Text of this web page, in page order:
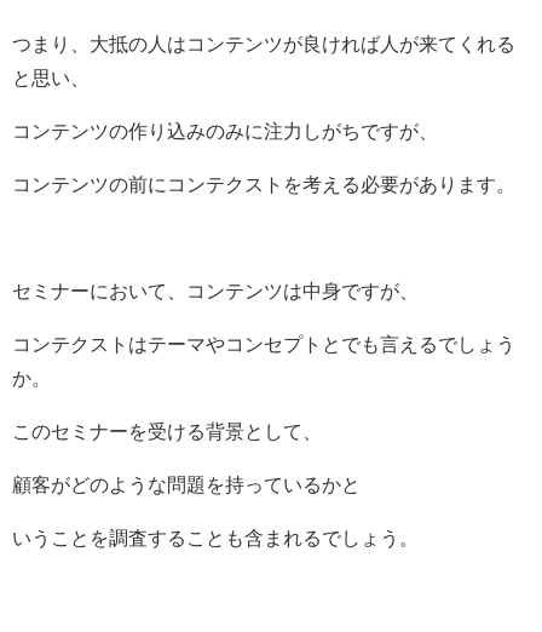
つまり、大抵の人はコンテンツが良ければ人が来てくれる
と思い、
コンテンツの作り込みのみに注力しがちですが、
コンテンツの前にコンテクストを考える必要があります。
セミナーにおいて、コンテンツは中身ですが、
コンテクストはテーマやコンセプトとでも言えるでしょう
か。
このセミナーを受ける背景として、
顧客がどのような問題を持っているかと
いうことを調査することも含まれるでしょう。